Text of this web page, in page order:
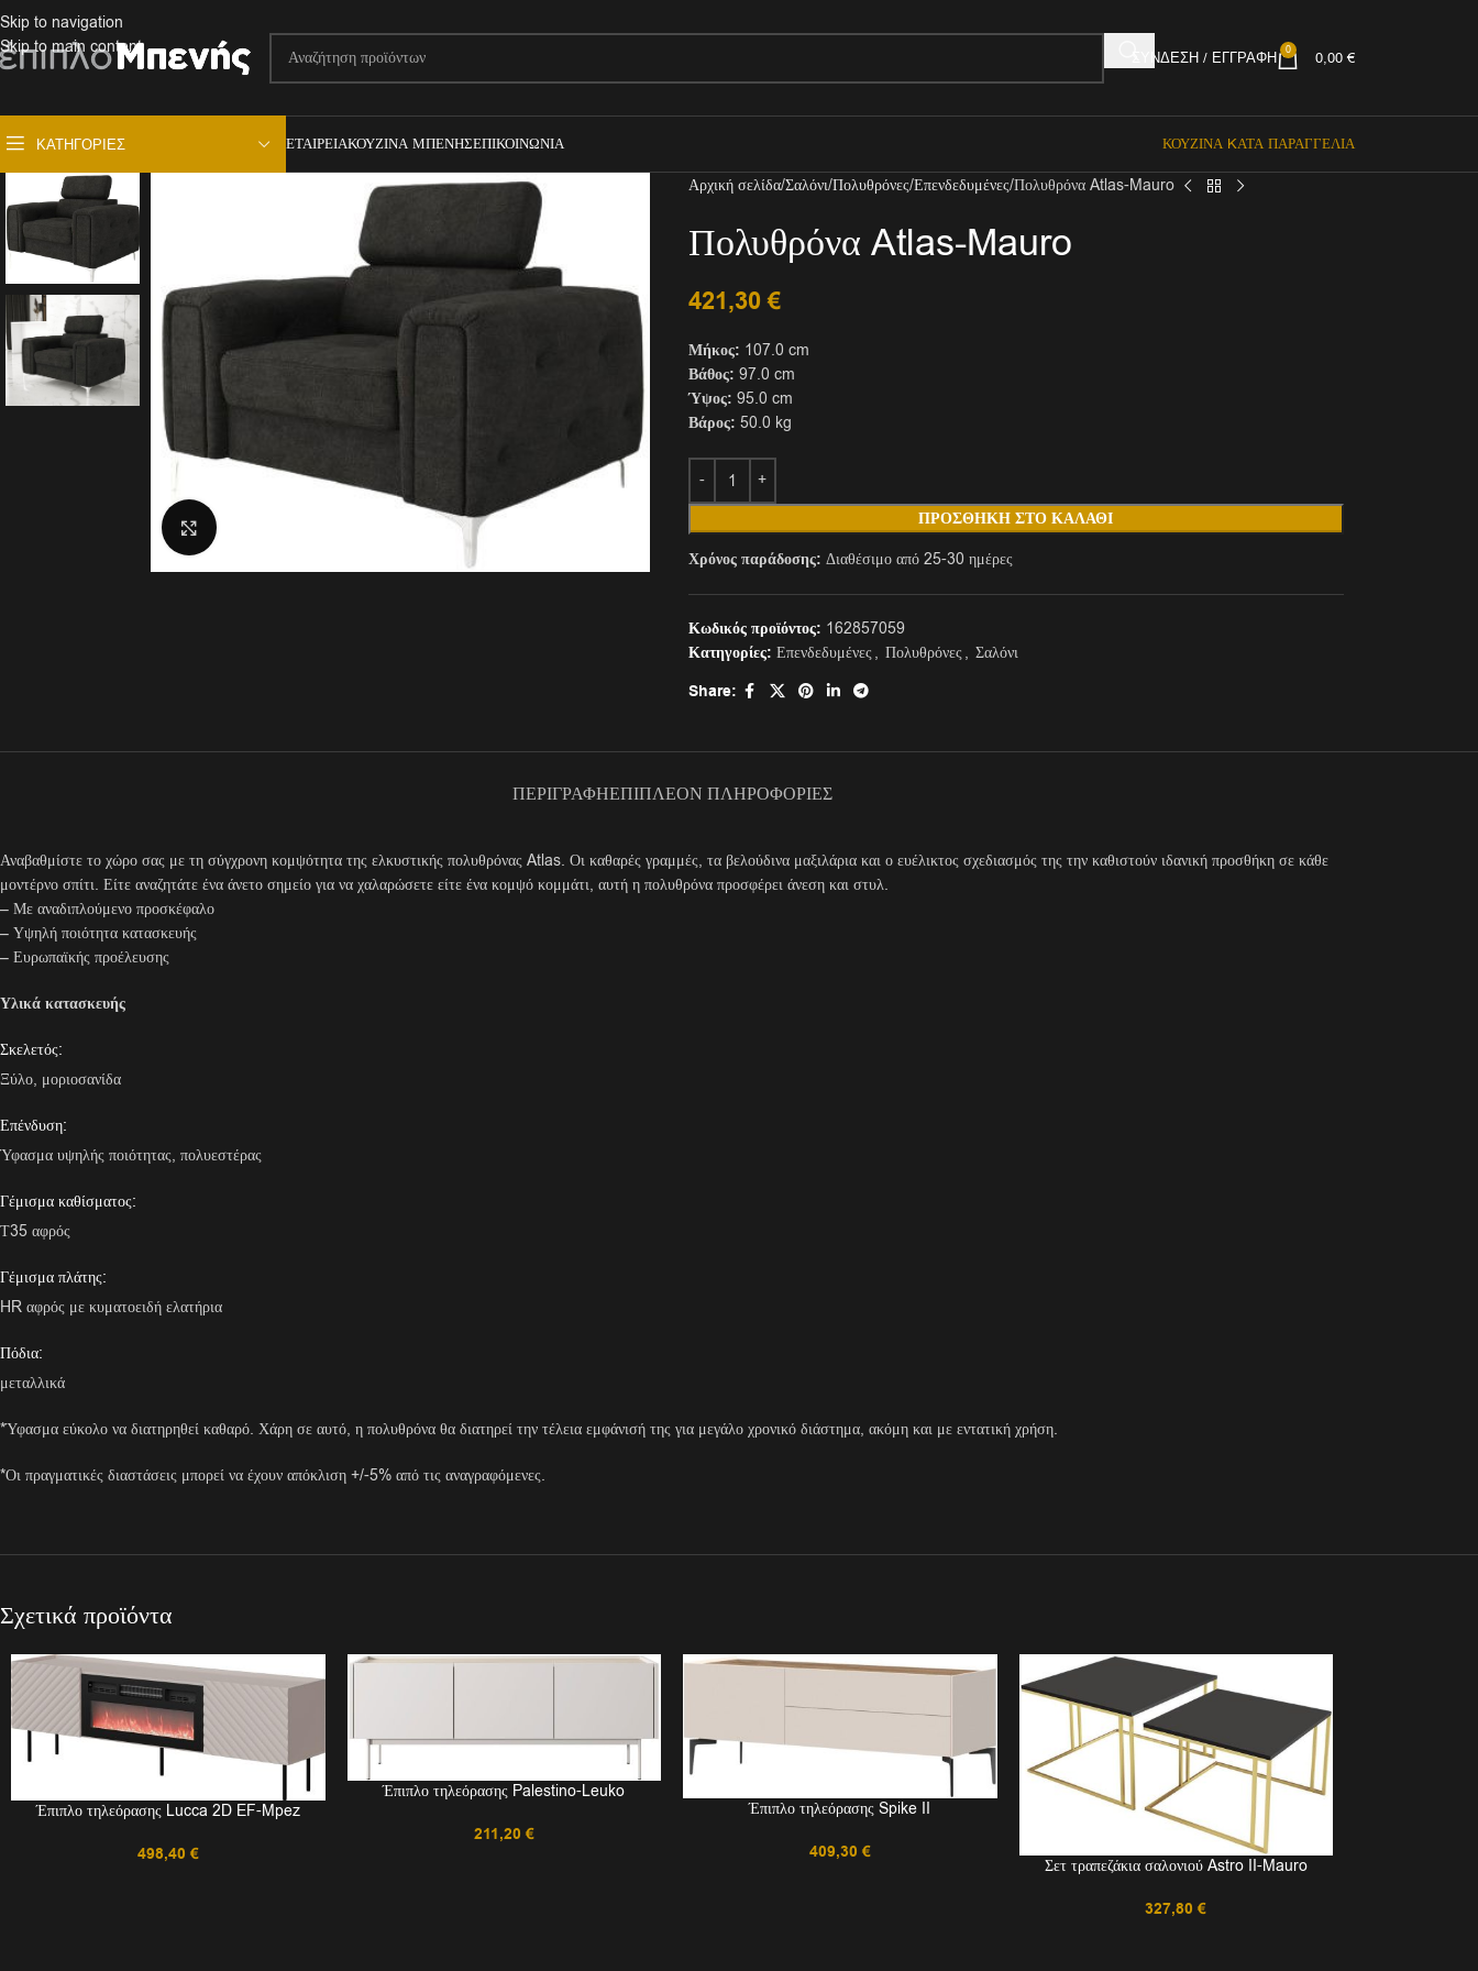
Skip to navigation
Skip to main content
ΣΎΝΔΕΣΗ / ΕΓΓΡΑΦΉ 0 0,00 €
ΚΑΤΗΓΟΡΊΕΣ ΕΤΑΙΡΕΊΑΚΟΥΖΊΝΑ ΜΠΕΝΉΣΕΠΙΚΟΙΝΩΝΊΑ ΚΟΥΖΊΝΑ KΑΤΆ ΠΑΡΑΓΓΕΛΊΑ
Αρχική σελίδα Σαλόνι Πολυθρόνες Επενδεδυμένες Πολυθρόνα Atlas-Mauro
Πολυθρόνα Atlas-Mauro
421,30€
Μήκος: 107.0 cm
Βάθος: 97.0 cm
Ύψος: 95.0 cm
Βάρος: 50.0 kg
ΠΡΟΣΘΉΚΗ ΣΤΟ ΚΑΛΆΘΙ
Χρόνος παράδοσης: Διαθέσιμο από 25-30 ημέρες
Κωδικός προϊόντος: 162857059
Κατηγορίες: Επενδεδυμένες, Πολυθρόνες, Σαλόνι
Share:
ΠΕΡΙΓΡΑΦΉΕΠΙΠΛΈΟΝ ΠΛΗΡΟΦΟΡΊΕΣ
Αναβαθμίστε το χώρο σας με τη σύγχρονη κομψότητα της ελκυστικής πολυθρόνας Atlas. Οι καθαρές γραμμές, τα βελούδινα μαξιλάρια και ο ευέλικτος σχεδιασμός της την καθιστούν ιδανική προσθήκη σε κάθε
μοντέρνο σπίτι. Είτε αναζητάτε ένα άνετο σημείο για να χαλαρώσετε είτε ένα κομψό κομμάτι, αυτή η πολυθρόνα προσφέρει άνεση και στυλ.
– Με αναδιπλούμενο προσκέφαλο
– Υψηλή ποιότητα κατασκευής
– Ευρωπαϊκής προέλευσης
Υλικά κατασκευής
Σκελετός:
Ξύλο, μοριοσανίδα
Επένδυση:
Ύφασμα υψηλής ποιότητας, πολυεστέρας
Γέμισμα καθίσματος:
Τ35 αφρός
Γέμισμα πλάτης:
HR αφρός με κυματοειδή ελατήρια
Πόδια:
μεταλλικά
*Ύφασμα εύκολο να διατηρηθεί καθαρό. Χάρη σε αυτό, η πολυθρόνα θα διατηρεί την τέλεια εμφάνισή της για μεγάλο χρονικό διάστημα, ακόμη και με εντατική χρήση.
*Οι πραγματικές διαστάσεις μπορεί να έχουν απόκλιση +/-5% από τις αναγραφόμενες.
Σχετικά προϊόντα
Έπιπλο τηλεόρασης Lucca 2D EF-Mpez
498,40 €
Έπιπλο τηλεόρασης Palestino-Leuko
211,20 €
Έπιπλο τηλεόρασης Spike II
409,30 €
Σετ τραπεζάκια σαλονιού Astro II-Mauro
327,80€